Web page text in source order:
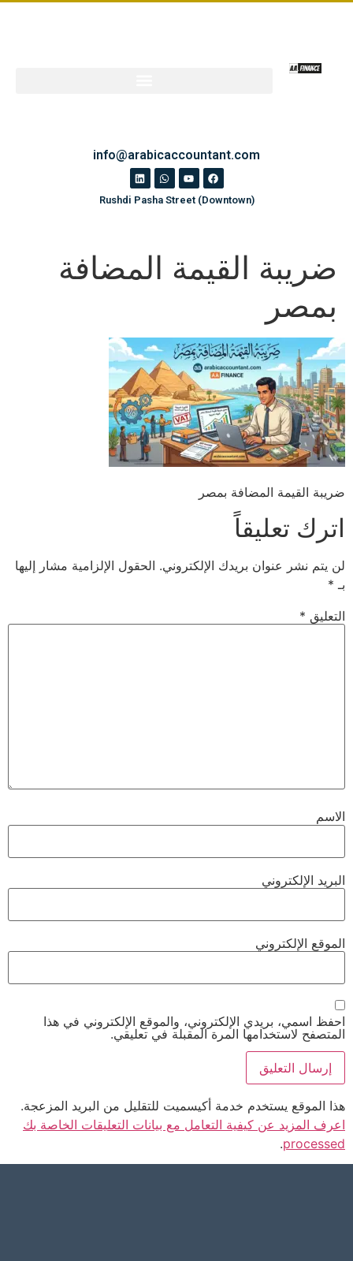
info@arabicaccountant.com
Rushdi Pasha Street (Downtown)
ضريبة القيمة المضافة
بمصر
ضريبة القيمة المضافة بمصر
اترك تعليقاً
لن يتم نشر عنوان بريدك الإلكتروني. الحقول الإلزامية مشار إليها
بـ *
التعليق *
الاسم
البريد الإلكتروني
الموقع الإلكتروني
احفظ اسمي، بريدي الإلكتروني، والموقع الإلكتروني في هذا
المتصفح لاستخدامها المرة المقبلة في تعليقي.
هذا الموقع يستخدم خدمة أكيسميت للتقليل من البريد المزعجة.
اعرف المزيد عن كيفية التعامل مع بيانات التعليقات الخاصة بك
processed
.